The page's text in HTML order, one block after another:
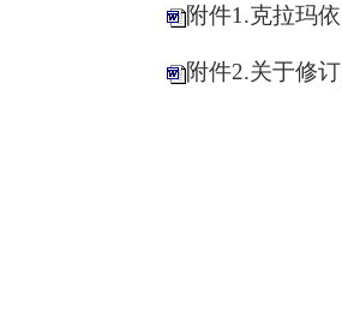
附件1.克拉玛
附件2.关于修